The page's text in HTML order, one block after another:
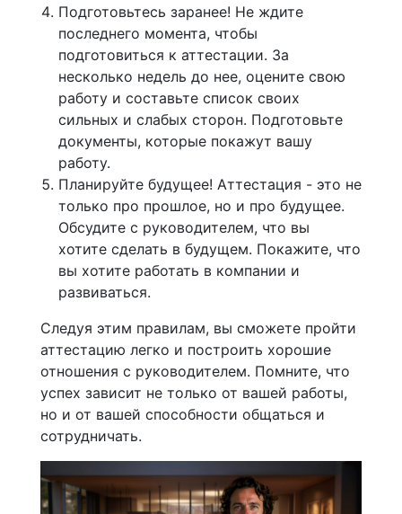
Подготовьтесь заранее! Не ждите
последнего момента, чтобы
подготовиться к аттестации. За
несколько недель до нее, оцените свою
работу и составьте список своих
сильных и слабых сторон. Подготовьте
документы, которые покажут вашу
работу.
Планируйте будущее! Аттестация - это не
только про прошлое, но и про будущее.
Обсудите с руководителем, что вы
хотите сделать в будущем. Покажите, что
вы хотите работать в компании и
развиваться.
Следуя этим правилам, вы сможете пройти
аттестацию легко и построить хорошие
отношения с руководителем. Помните, что
успех зависит не только от вашей работы,
но и от вашей способности общаться и
сотрудничать.